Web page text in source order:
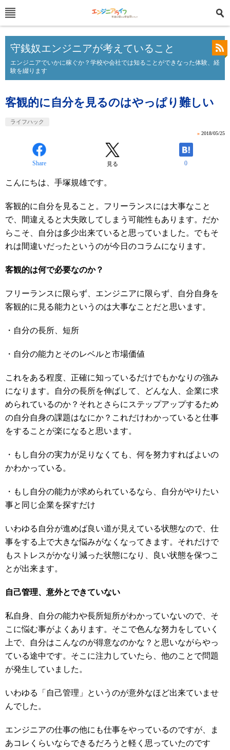
守銭奴エンジニアが考えていること
エンジニアでいかに稼ぐか？学校や会社では知ることができなった体験、経
験を綴ります
客観的に自分を見るのはやっぱり難しい
ライフハック
» 2018/05/25
Share 見る 0
こんにちは、手塚規雄です。
客観的に自分を見ること。フリーランスには大事なこと
で、間違えると大失敗してしまう可能性もあります。だか
らこそ、自分は多少出来ていると思っていました。でもそ
れは間違いだったというのが今日のコラムになります。
客観的は何で必要なのか？
フリーランスに限らず、エンジニアに限らず、自分自身を
客観的に見る能力というのは大事なことだと思います。
・自分の長所、短所
・自分の能力とそのレベルと市場価値
これをある程度、正確に知っているだけでもかなりの強み
になります。自分の長所を伸ばして、どんな人、企業に求
められているのか？それとさらにステップアップするため
の自分自身の課題はなにか？これだけわかっていると仕事
をすることが楽になると思います。
・もし自分の実力が足りなくても、何を努力すればよいの
かわかっている。
・もし自分の能力が求められているなら、自分がやりたい
事と同じ企業を探すだけ
いわゆる自分が進めば良い道が見えている状態なので、仕
事をする上で大きな悩みがなくなってきます。それだけで
もストレスがかなり減った状態になり、良い状態を保つこ
とが出来ます。
自己管理、意外とできていない
私自身、自分の能力や長所短所がわかっていないので、そ
こに悩む事がよくあります。そこで色んな努力をしていく
上で、自分はこんなのが得意なのかな？と思いながらやっ
ている途中です。そこに注力していたら、他のことで問題
が発生していました。
いわゆる「自己管理」というのが意外なほど出来ていませ
んでした。
エンジニアの仕事の他にも仕事をやっているのですが、ま
あコレくらいならできるだろうと軽く思っていたのです